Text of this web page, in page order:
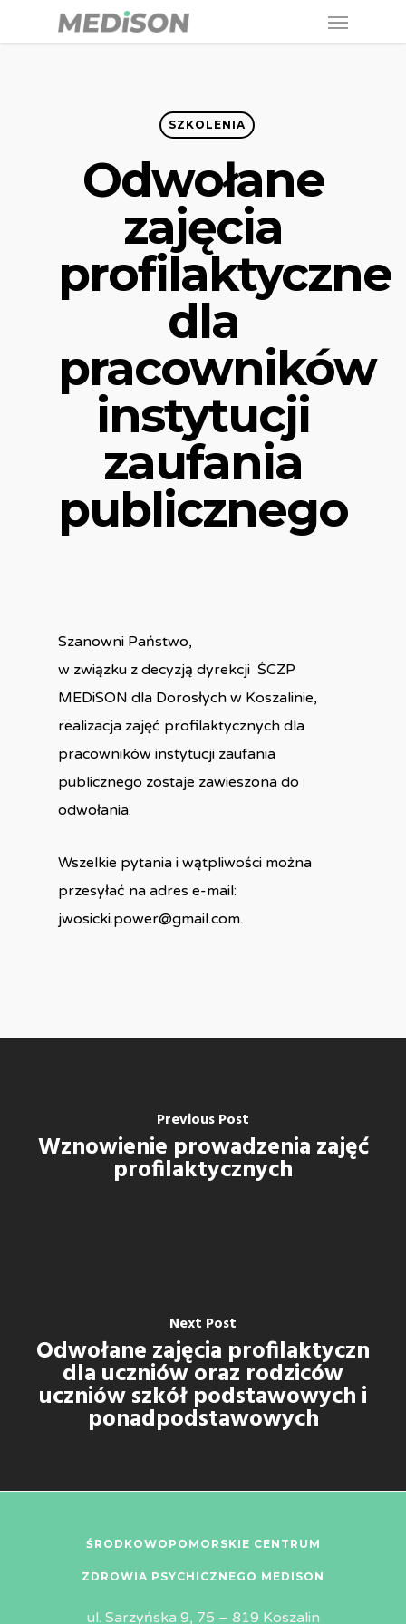
to
Menu
SZKOLENIA
Odwołane
zajęcia
profilaktyczne
dla
pracowników
instytucji
zaufania
publicznego
Szanowni Państwo,
w związku z decyzją dyrekcji ŚCZP
MEDiSON dla Dorosłych w Koszalinie,
realizacja zajęć profilaktycznych dla
pracowników instytucji zaufania
publicznego zostaje zawieszona do
odwołania.
Wszelkie pytania i wątpliwości można
przesyłać na adres e-mail:
jwosicki.power@gmail.com.
Previous Post
Wznowienie prowadzenia zajęć
profilaktycznych
Next Post
Odwołane zajęcia profilaktyczn
dla uczniów oraz rodziców
uczniów szkół podstawowych i
ponadpodstawowych
ŚRODKOWOPOMORSKIE CENTRUM
ZDROWIA PSYCHICZNEGO MEDISON
ul. Sarzyńska 9, 75 – 819 Koszalin